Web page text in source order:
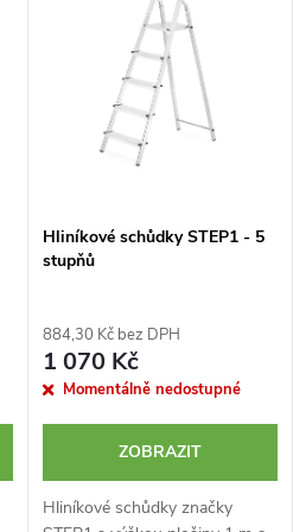
Hliníkové schůdky STEP1 - 5
stupňů
884,30 Kč bez DPH
1 070 Kč
Momentálně nedostupné
ZOBRAZIT
Hliníkové schůdky značky